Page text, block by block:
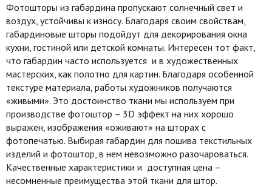
Фотошторы из габардина пропускают солнечный свет и
воздух, устойчивы к износу. Благодаря своим свойствам,
габардиновые шторы подойдут для декорирования окна
кухни, гостиной или детской комнаты. Интересен тот факт,
что габардин часто используется и в художественных
мастерских, как полотно для картин. Благодаря особенной
текстуре материала, работы художников получаются
«живыми». Это достоинство ткани мы используем при
производстве фотоштор – 3D эффект на них хорошо
выражен, изображения «оживают» на шторах с
фотопечатью. Выбирая габардин для пошива текстильных
изделий и фотоштор, в нем невозможно разочароваться.
Качественные характеристики и доступная цена –
несомненные преимущества этой ткани для штор.